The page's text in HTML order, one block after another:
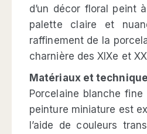
d’un décor floral peint
palette claire et
raffinement de la
charnière des XIXe et
Matériaux et
Porcelaine blanche
peinture miniature est
l’aide de couleurs